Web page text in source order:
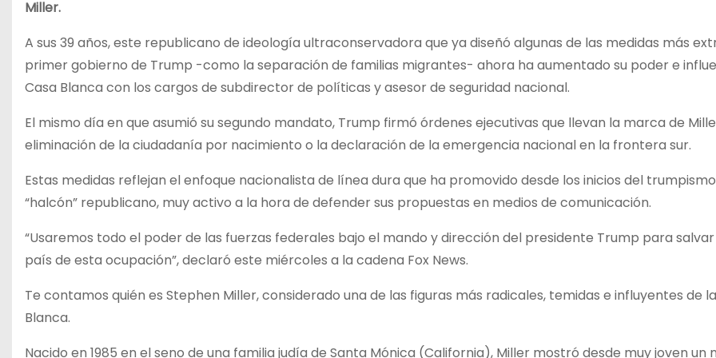
Miller.
A sus 39 años, este republicano de ideología ultraconservadora que ya diseñó algunas de las medidas más
primer gobierno de Trump -como la separación de familias migrantes- ahora ha aumentado su poder e
Casa Blanca con los cargos de subdirector de políticas y asesor de seguridad nacional.
El mismo día en que asumió su segundo mandato, Trump firmó órdenes ejecutivas que llevan la marca de
eliminación de la ciudadanía por nacimiento o la declaración de la emergencia nacional en la frontera sur.
Estas medidas reflejan el enfoque nacionalista de línea dura que ha promovido desde los inicios del
“halcón” republicano, muy activo a la hora de defender sus propuestas en medios de comunicación.
“Usaremos todo el poder de las fuerzas federales bajo el mando y dirección del presidente Trump para
país de esta ocupación”, declaró este miércoles a la cadena Fox News.
Te contamos quién es Stephen Miller, considerado una de las figuras más radicales, temidas e influyentes de
Blanca.
Nacido en 1985 en el seno de una familia judía de Santa Mónica (California), Miller mostró desde muy joven un